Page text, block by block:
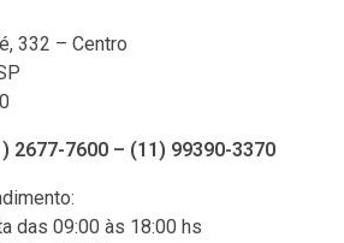
332 – Centro
2677-7600 – (11) 99390-3370
das 09:00 às 18:00 hs